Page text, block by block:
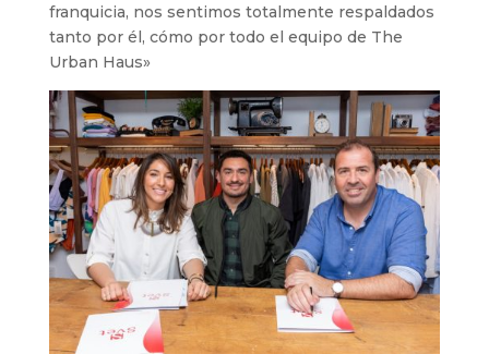
franquicia, nos sentimos totalmente respaldados
tanto por él, cómo por todo el equipo de The
Urban Haus»